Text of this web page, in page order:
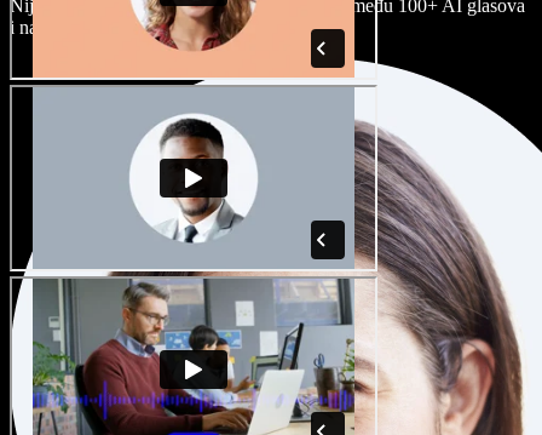
Nijedan projekt ne mora zvučati isto. Birajte među 100+ AI glasova
i naglasaka i prilagodite ih sebi.